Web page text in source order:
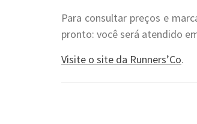
Para consultar preços e
pronto: você será atendido
Visite o site da Runners’Co.